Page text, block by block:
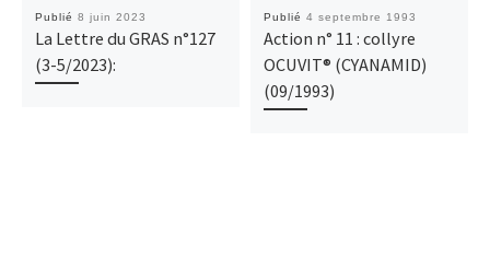
Publié 8 juin 2023
La Lettre du GRAS n°127
(3-5/2023):
Publié 4 septembre 1993
Action n° 11 : collyre
OCUVIT® (CYANAMID)
(09/1993)